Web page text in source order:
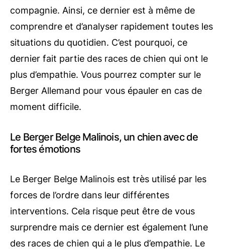
compagnie. Ainsi, ce dernier est à même de
comprendre et d’analyser rapidement toutes les
situations du quotidien. C’est pourquoi, ce
dernier fait partie des races de chien qui ont le
plus d’empathie. Vous pourrez compter sur le
Berger Allemand pour vous épauler en cas de
moment difficile.
Le Berger Belge Malinois, un chien avec de
fortes émotions
Le Berger Belge Malinois est très utilisé par les
forces de l’ordre dans leur différentes
interventions. Cela risque peut être de vous
surprendre mais ce dernier est également l’une
des races de chien qui a le plus d’empathie. Le